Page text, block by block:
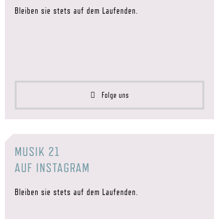
Bleiben sie stets auf dem Laufenden.
Folge uns
MUSIK 21
AUF INSTAGRAM
Bleiben sie stets auf dem Laufenden.